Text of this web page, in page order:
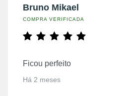
Bruno Mikael
COMPRA VERIFICADA
Ficou perfeito
Há 2 meses